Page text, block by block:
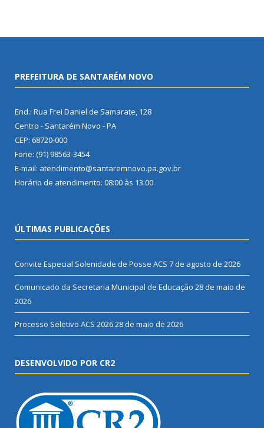
PREFEITURA DE SANTARÉM NOVO
End.: Rua Frei Daniel de Samarate, 128
Centro - Santarém Novo - PA
CEP: 68720-000
Fone: (91) 98563-3454
E-mail: atendimento@santaremnovo.pa.gov.br
Horário de atendimento: 08:00 às 13:00
ÚLTIMAS PUBLICAÇÕES
Convite Especial Solenidade de Posse ACS 7 de agosto de 2026
Comunicado da Secretaria Municipal de Educação 28 de maio de
2026
Processo Seletivo ACS 202628 de maio de 2026
DESENVOLVIDO POR CR2